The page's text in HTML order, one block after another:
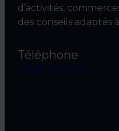
d’activités,
des conseils adaptés
Téléphone
03 20 04 06 00